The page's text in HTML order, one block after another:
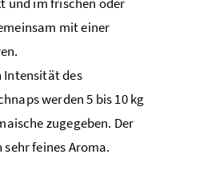
mit einer
Intensität des
werden 5 bis 10 kg
zugegeben. Der
feines Aroma.